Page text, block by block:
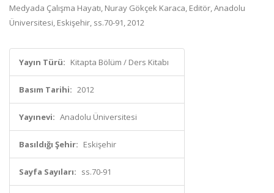
Medyada Çalışma Hayatı, Nuray Gökçek Karaca, Editör, Anadolu
Üniversitesi, Eskişehir, ss.70-91, 2012
Yayın Türü: Kitapta Bölüm / Ders Kitabı
Basım Tarihi: 2012
Yayınevi: Anadolu Üniversitesi
Basıldığı Şehir: Eskişehir
Sayfa Sayıları: ss.70-91